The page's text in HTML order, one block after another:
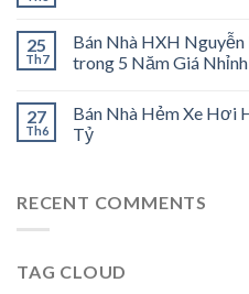
25
Th7
Bán Nhà HXH Nguyễn
trong 5 Năm Giá
27
Th6
Bán Nhà Hẻm Xe Hơi
Tỷ
RECENT COMMENTS
TAG CLOUD